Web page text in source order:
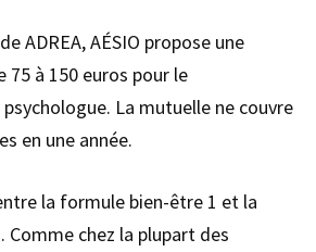
ADREA, AÉSIO propose une
à 150 euros pour le
La mutuelle ne couvre
en une année.
la formule bien-être 1 et la
chez la plupart des